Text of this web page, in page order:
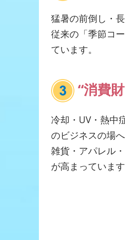
猛暑の前倒し・
従来の「季節コ
ています。
“消費
冷却・UV・熱中
のビジネスの場へ
雑貨・アパレル
が高まっています